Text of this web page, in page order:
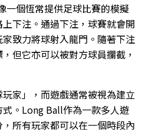
一個恆常提供足球比賽的模擬
下注。通過下注，球賽就會開
致力將球射入龍門。隨著下注
但它亦可以被對方球員攔截，
家」，而遊戲通常被視為建立
。Long Ball作為一款多人遊
所有玩家都可以在一個時段內